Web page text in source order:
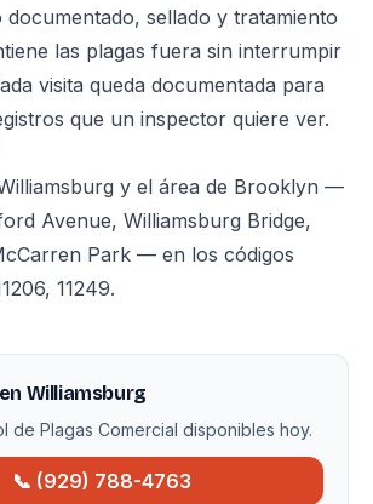
documentado, sellado y tratamiento
las plagas fuera sin interrumpir
visita queda documentada para
que un inspector quiere ver.
y el área de Brooklyn —
Avenue, Williamsburg Bridge,
Park — en los códigos
11249.
Williamsburg
de Plagas Comercial disponibles hoy.
📞 (929) 788-4763